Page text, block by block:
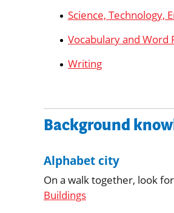
Science, Technology,
Vocabulary and Word
Writing
Background
Alphabet city
On a walk together, look
Buildings